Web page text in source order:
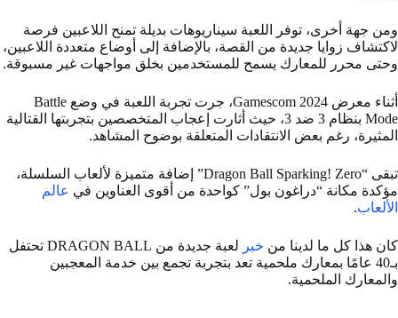
ومن جهة أخرى، توفر اللعبة سيناريوهات بديلة تمنح اللاعبين فرصة
لاكتشاف زوايا جديدة من القصة، بالإضافة إلى أوضاع متعددة اللاعبين،
وحتى محرر للمعارك يسمح للمستخدمين بخلق مواجهات غير مسبوقة.
أثناء معرض Gamescom 2024، جرت تجربة اللعبة في وضع Battle
Mode بنظام 3 ضد 3، حيث أثارت إعجاب المتخصصين بتجربتها القتالية
المثيرة، رغم بعض الانتقادات المتعلقة بوضوح المشاهد.
تبقى “Dragon Ball Sparking! Zero” إضافة متميزة لألعاب السلسلة،
مؤكدة مكانة “دراغون بول” كواحدة من أقوى العناوين في عالم
الألعاب.
كان هذا كل ما لدينا من خبر
لعبة جديدة من DRAGON BALL تحتفل
بـ40 عامًا بمعارك ملحمية تعد بتجربة تجمع بين خدمة المعجبين
والمعارك الملحمية.